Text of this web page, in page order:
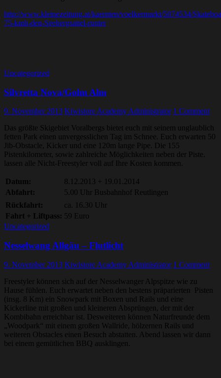
http://www.kleinezeitung.at/kaernten/voelkermarkt/5074534/
75-kmh-den-Seebergsattel-runter
Uncategorized
Silvretta Nova/Golm Alm
9. November 2013 Kiwistore Academy Administrator 1 Comment
Das größte Skigebiet Voralbergs bietet euch mit seinem unglaublich
fetten Park einen unvergesslichen Tag im Schnee. Euch erwarten 50
Jib-Obstacle, Kicker und eine 120m lange Pipe. Die 155
Pistenkilometer, sowie zahlreiche Möglichkeiten neben der Piste.
lassen alle Nicht-Freestyler voll auf Ihre Kosten kommen.
Datum:
8.12.2013 + 19.01.2014
Abfahrt:
5.00 Uhr Busbahnhof Reutlingen
Rückfahrt:
ca. 16.30 Uhr
Fahrt + Liftpass: 59 Euro
Uncategorized
Nesselwang Allgäu – Flutlicht
9. November 2013 Kiwistore Academy Administrator 1 Comment
Freestyler können sich auf der Nesselwanger Alpspitze wie zu
Hause fühlen. Euch erwartet neben den bestens präparierten Pisten
(insg. 8 Km) ein Snowpark mit Boxen und Rails und eine
Kickerline mit großen und kleineren Absprüngen, der mit der
Kombibahn erreichbar ist. Desweiteren können Naturfreunde dem
„Woodpark“ mit einem großen Wallride, hölzernen Rails und
weiteren Obstacles einen Besuch abstatten. Abend lassen wir dann
bei einem gemütlichen BBQ ausklingen.